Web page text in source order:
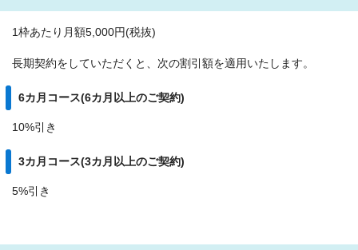
1枠あたり月額5,000円(税抜)
長期契約をしていただくと、次の割引額を適用いたします。
6カ月コース(6カ月以上のご契約)
10%引き
3カ月コース(3カ月以上のご契約)
5%引き